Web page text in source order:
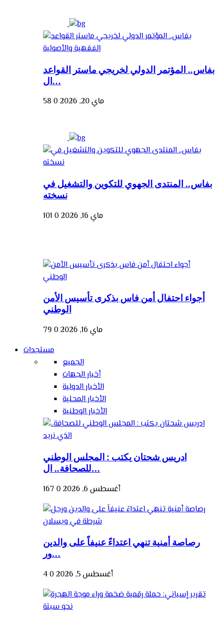
بفاس.. المؤتمر الدولي لخريجي ماستر القواعد
ال...
ماي 20, 2026 0
58
بفاس.. المنتدى الجهوي للتكوين والتشغيل في
نسخته
ماي 16, 2026 0
101
أجواء احتفال أمن فاس بذكرى تأسيس الأمن
الوطني
ماي 16, 2026 0
79
مستجدات
الجميع
أخبار الجهات
الأخبار الدولية
الأخبار المحلية
الأخبار الوطنية
ادريس شحتان يكتب : المجلس الوطني
للصحافة.. ال...
أغسطس 6, 2026 0
167
رصاصة أمنية تنهي اعتداءً عنيفاً على والدين
ور...
أغسطس 5, 2026 0
4